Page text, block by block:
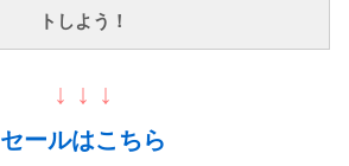
トしよう！
↓ ↓ ↓
セールはこちら